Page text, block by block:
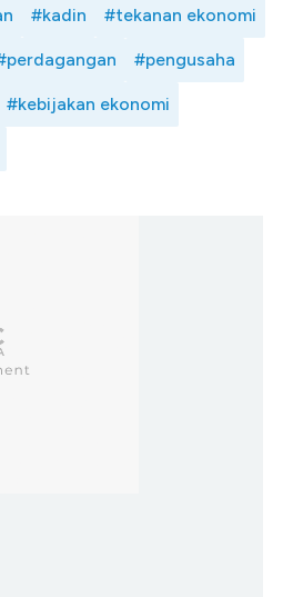
#kadin #tekanan ekonomi
#pengusaha
#kebijakan ekonomi